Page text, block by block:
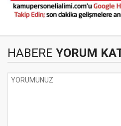
HABERE YORUM